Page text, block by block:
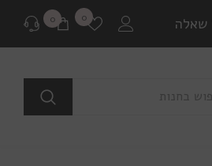
שאלה 0 רשימת
משאלות
0
0
פריטים
ניתן ליצור איתנו קשר במגוון